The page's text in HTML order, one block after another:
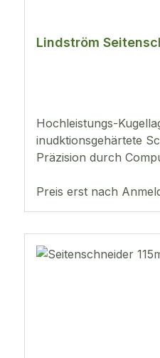
Lindström
Hochleistungs-
inudktionsgehärtete
Präzision durch
0,4mmweich: bis
Preis erst nach